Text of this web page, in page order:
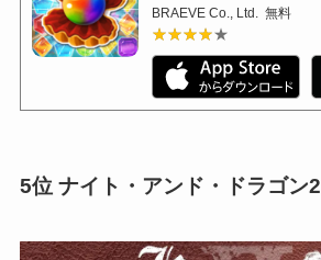
BRAEVE Co., Ltd. 無料
★★★★★
★★★★★
5位 ナイト・アンド・ドラゴン2